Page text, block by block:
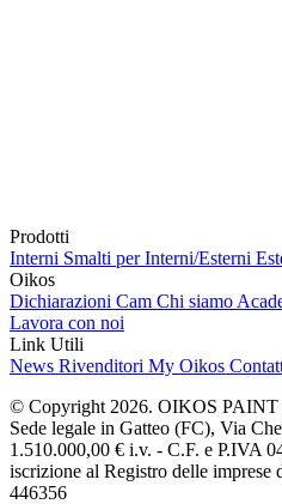
Prodotti
Interni Smalti per Interni/Esterni
Oikos
Dichiarazioni Cam Chi siamo
Lavora con noi
Link Utili
News Rivenditori My Oikos
© Copyright 2026. OIKOS PAINT
Sede legale in Gatteo (FC), Via
1.510.000,00 € i.v. - C.F. e P.IVA
iscrizione al Registro delle
446356